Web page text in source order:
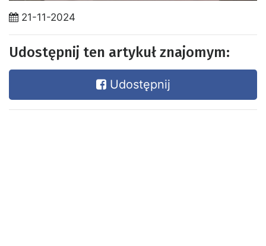
21-11-2024
Udostępnij ten artykuł znajomym:
Udostępnij